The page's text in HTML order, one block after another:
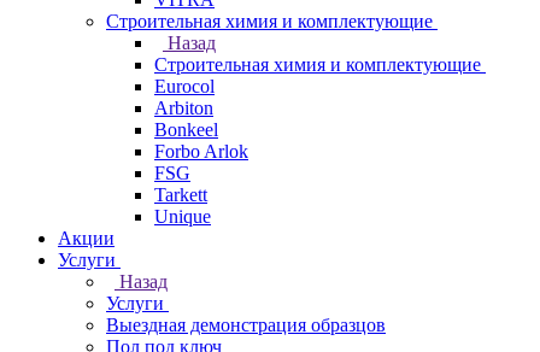
Строительная химия и комплектующие
Назад
Строительная химия и комплектующие
Eurocol
Arbiton
Bonkeel
Forbo Arlok
FSG
Tarkett
Unique
Акции
Услуги
Назад
Услуги
Выездная демонстрация образцов
Пол под ключ